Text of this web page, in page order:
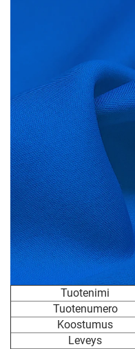
Tuotenimi
Tuotenumero
Koostumus
Leveys